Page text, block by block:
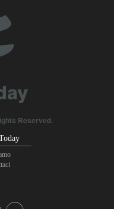
dello Yemen
al pellegrinaggio
di raggiungere la pace
Reserved.